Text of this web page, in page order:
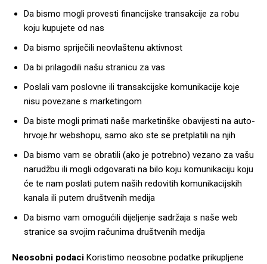
Da bismo mogli provesti financijske transakcije za robu
koju kupujete od nas
Da bismo spriječili neovlaštenu aktivnost
Da bi prilagodili našu stranicu za vas
Poslali vam poslovne ili transakcijske komunikacije koje
nisu povezane s marketingom
Da biste mogli primati naše marketinške obavijesti na auto-
hrvoje.hr webshopu, samo ako ste se pretplatili na njih
Da bismo vam se obratili (ako je potrebno) vezano za vašu
narudžbu ili mogli odgovarati na bilo koju komunikaciju koju
će te nam poslati putem naših redovitih komunikacijskih
kanala ili putem društvenih medija
Da bismo vam omogućili dijeljenje sadržaja s naše web
stranice sa svojim računima društvenih medija
Neosobni podaci Koristimo neosobne podatke prikupljene